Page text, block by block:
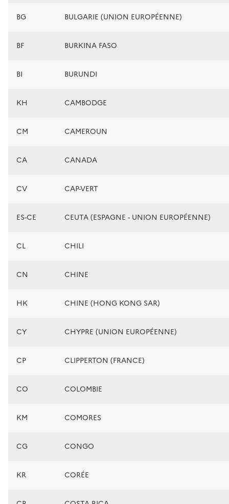
BG BULGARIE (UNION EUROPÉENNE)
BF BURKINA FASO
BI BURUNDI
KH CAMBODGE
CM CAMEROUN
CA CANADA
CV CAP-VERT
ES-CE CEUTA (ESPAGNE - UNION EUROPÉENNE)
CL CHILI
CN CHINE
HK CHINE (HONG KONG SAR)
CY CHYPRE (UNION EUROPÉENNE)
CP CLIPPERTON (FRANCE)
CO COLOMBIE
KM COMORES
CG CONGO
KR CORÉE